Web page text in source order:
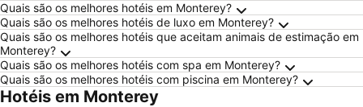
Quais são os melhores hotéis em Monterey?
Quais são os melhores hotéis de luxo em Monterey?
Quais são os melhores hotéis que aceitam animais de estimação em
Monterey?
Quais são os melhores hotéis com spa em Monterey?
Quais são os melhores hotéis com piscina em Monterey?
Hotéis em Monterey